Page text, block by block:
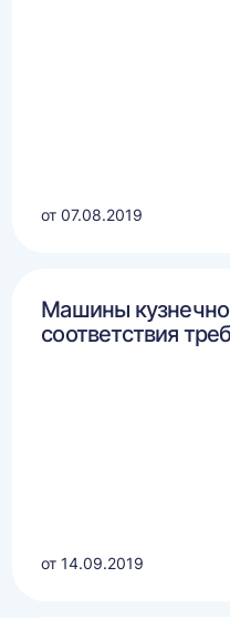
от 07.08.2019
Машины
соответствия
от 14.09.2019